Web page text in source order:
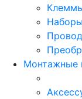
Монтажные